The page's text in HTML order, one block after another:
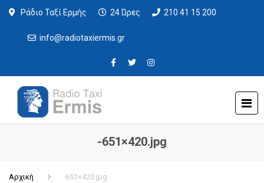
Ράδιο Ταξί Ερμής 24 Ώρες 210 41 15 200
info@radiotaxiermis.gr
-651×420.jpg
Αρχική -651×420.jpg